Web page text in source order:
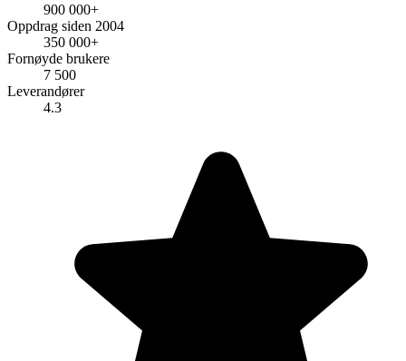
900 000+
Oppdrag siden 2004
350 000+
Fornøyde brukere
7 500
Leverandører
4.3